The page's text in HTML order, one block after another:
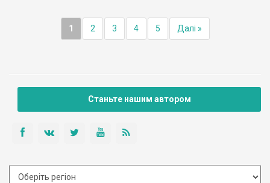
1 2 3 4 5 Далі »
Станьте нашим автором